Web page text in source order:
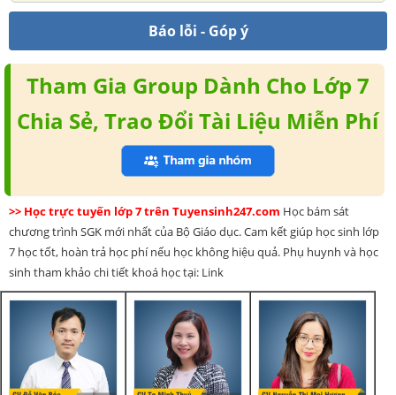
Báo lỗi - Góp ý
Tham Gia Group Dành Cho Lớp 7
Chia Sẻ, Trao Đổi Tài Liệu Miễn Phí
>> Học trực tuyến lớp 7 trên Tuyensinh247.com Học bám sát
chương trình SGK mới nhất của Bộ Giáo dục. Cam kết giúp học sinh lớp
7 học tốt, hoàn trả học phí nếu học không hiệu quả. Phụ huynh và học
sinh tham khảo chi tiết khoá học tại: Link